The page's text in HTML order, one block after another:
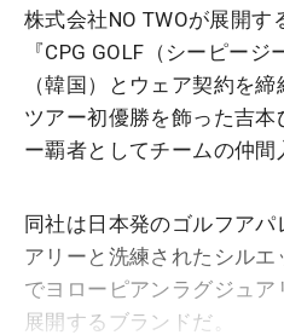
株式会社NO TWOが展開す
『CPG GOLF（シーピー
（韓国）とウェア契約を
ツアー初優勝を飾った吉
ー覇者としてチームの仲間
同社は日本発のゴルフアパ
アリーと洗練されたシル
でヨローピアンラグジュ
展開するブランドだ。